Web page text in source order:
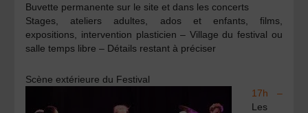
Buvette permanente sur le site et dans les concerts
Stages, ateliers adultes, ados et enfants, films,
expositions, intervention plasticien – Village du festival ou
salle temps libre – Détails restant à préciser
Scène extérieure du Festival
17h –
Les